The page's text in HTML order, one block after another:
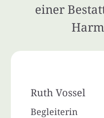
einer
Ruth Vossel
Begleiterin